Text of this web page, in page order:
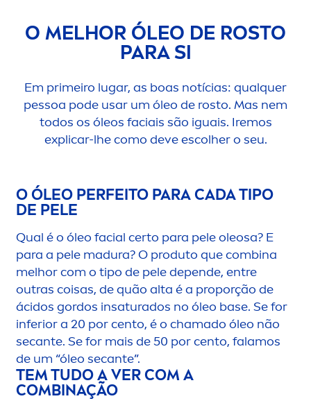
O MELHOR ÓLEO DE ROSTO
PARA SI
Em primeiro lugar, as boas notícias: qualquer
pessoa pode usar um óleo de rosto. Mas nem
todos os óleos faciais são iguais. Iremos
explicar-lhe como deve escolher o seu.
O ÓLEO PERFEITO PARA CADA TIPO
DE PELE
Qual é o óleo facial certo para pele oleosa? E
para a pele madura? O produto que combina
melhor com o tipo de pele depende, entre
outras coisas, de quão alta é a proporção de
ácidos gordos insaturados no óleo base. Se for
inferior a 20 por cento, é o chamado óleo não
secante. Se for mais de 50 por cento, falamos
de um “óleo secante”.
TEM TUDO A VER COM A
COMBINAÇÃO